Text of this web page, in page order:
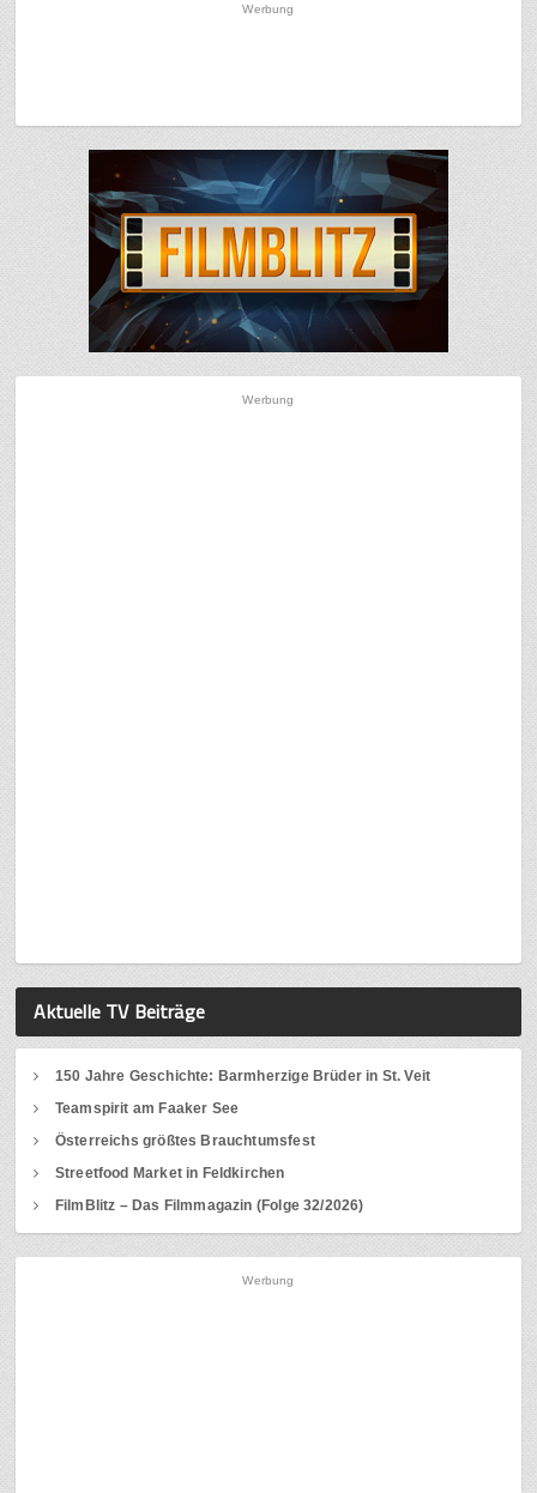
Werbung
Werbung
Aktuelle TV Beiträge
150 Jahre Geschichte: Barmherzige Brüder in St. Veit
Teamspirit am Faaker See
Österreichs größtes Brauchtumsfest
Streetfood Market in Feldkirchen
FilmBlitz – Das Filmmagazin (Folge 32/2026)
Werbung